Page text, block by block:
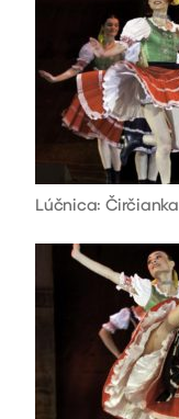
Lúčnica: Čirčianka